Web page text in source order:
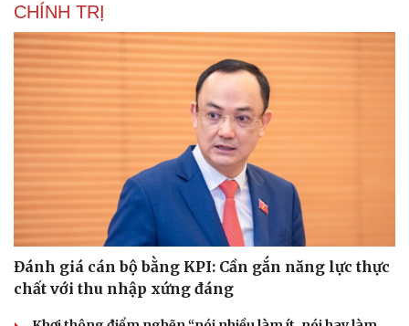
CHÍNH TRỊ
Đánh giá cán bộ bằng KPI: Cần gắn năng lực thực
chất với thu nhập xứng đáng